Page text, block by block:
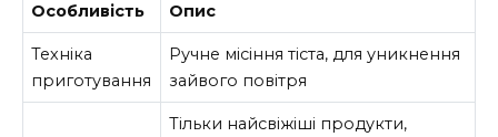
Особливість Опис
Техніка
приготування
Ручне місіння тіста, для уникнення
зайвого повітря
Тільки найсвіжіші продукти,